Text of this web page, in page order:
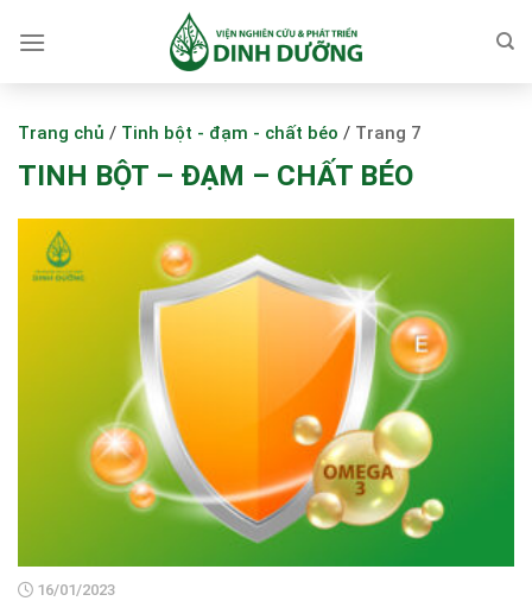
Trang chủ / Tinh bột - đạm - chất béo / Trang 7
TINH BỘT – ĐẠM – CHẤT BÉO
16/01/2023